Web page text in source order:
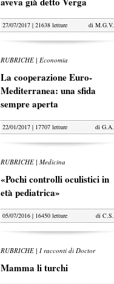
27/07/2017 | 21638 letture di M.G.V.
RUBRICHE | Economia
La cooperazione Euro-
Mediterranea: una sfida
sempre aperta
22/01/2017 | 17707 letture di G.A.
RUBRICHE | Medicina
«Pochi controlli oculistici in
età pediatrica»
05/07/2016 | 16450 letture di C.S.
RUBRICHE | I racconti di Doctor
Mamma li turchi